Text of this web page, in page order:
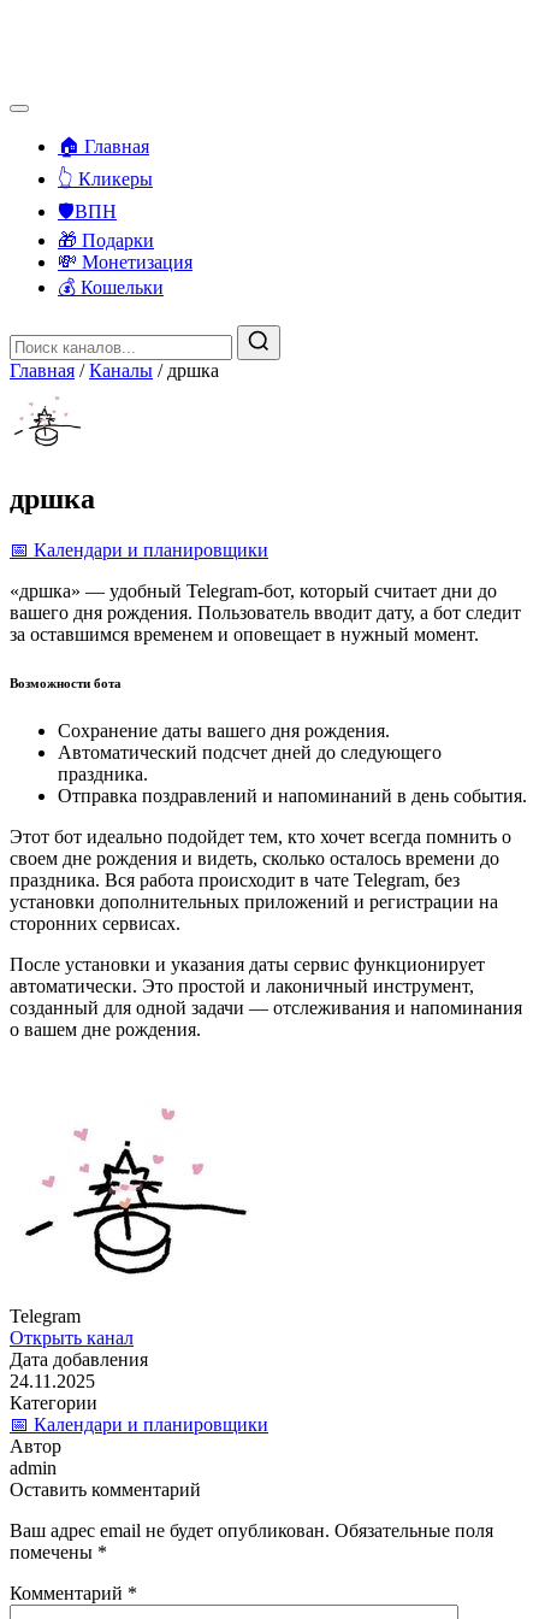
🏠 Главная
👆 Кликеры
🛡️ВПН
🎁 Подарки
💸 Монетизация
💰 Кошельки
Главная / Каналы / дршка
дршка
📅 Календари и планировщики
«дршка» — удобный Telegram-бот, который считает дни до
вашего дня рождения. Пользователь вводит дату, а бот следит
за оставшимся временем и оповещает в нужный момент.
Возможности бота
Сохранение даты вашего дня рождения.
Автоматический подсчет дней до следующего
праздника.
Отправка поздравлений и напоминаний в день события.
Этот бот идеально подойдет тем, кто хочет всегда помнить о
своем дне рождения и видеть, сколько осталось времени до
праздника. Вся работа происходит в чате Telegram, без
установки дополнительных приложений и регистрации на
сторонних сервисах.
После установки и указания даты сервис функционирует
автоматически. Это простой и лаконичный инструмент,
созданный для одной задачи — отслеживания и напоминания
о вашем дне рождения.
Telegram
Открыть канал
Дата добавления
24.11.2025
Категории
📅 Календари и планировщики
Автор
admin
Оставить комментарий
Ваш адрес email не будет опубликован. Обязательные поля
помечены *
Комментарий *